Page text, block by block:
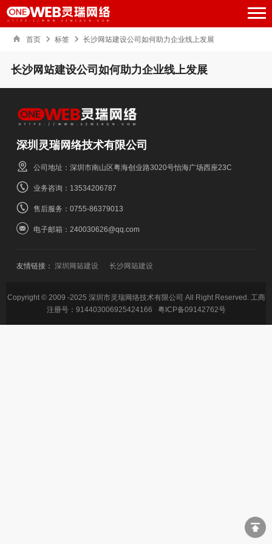
首页 标签 长沙网站建设公司如何助力企业线上发展
长沙网站建设公司如何助力企业线上发展
深圳灵瑞网络技术有限公司
公司地址：深圳市南山区粤海创业路3020号怡海广场西座23C
业务咨询：13534206787
售后服务：0755-86379013
电子邮箱：240030626@qq.com
友情链接：深圳网站建设 长沙网站建设
Copyright © 2009 -2025 深圳市灵瑞网络技术有限公司 All Right Reserved. 工商
注册号：914403006925424166 粤ICP备09142762号